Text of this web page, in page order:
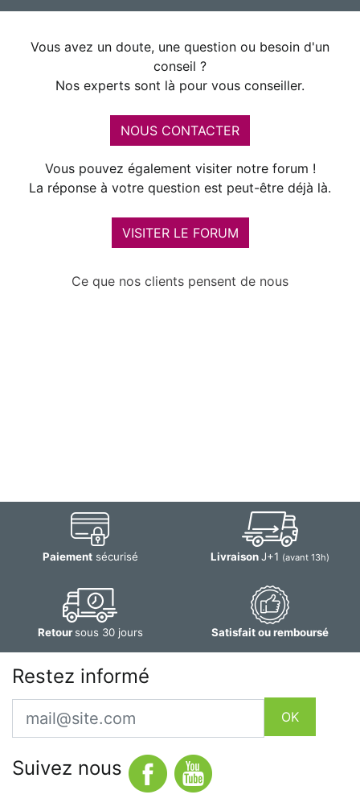
Vous avez un doute, une question ou besoin d'un
conseil ?
Nos experts sont là pour vous conseiller.
NOUS CONTACTER
Vous pouvez également visiter notre forum !
La réponse à votre question est peut-être déjà là.
VISITER LE FORUM
Ce que nos clients pensent de nous
Paiementsécurisé LivraisonJ+1 (avant 13h)
Retoursous 30 jours Satisfait ou remboursé
Restez informé
Email
OK
Suivez nous